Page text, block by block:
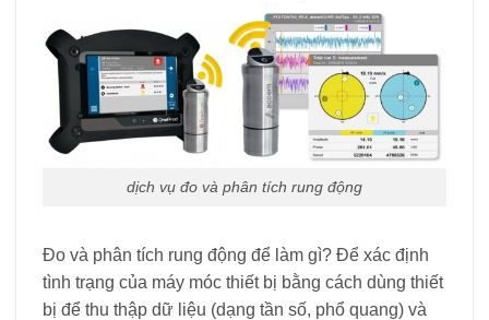
dịch vụ đo và phân tích rung động
Đo và phân tích rung động để làm gì? Để xác định
tình trạng của máy móc thiết bị bằng cách dùng thiết
bị để thu thập dữ liệu (dạng tần số, phổ quang) và